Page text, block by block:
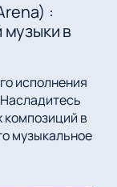
:
в
исполнения
композиций в
музыкальное